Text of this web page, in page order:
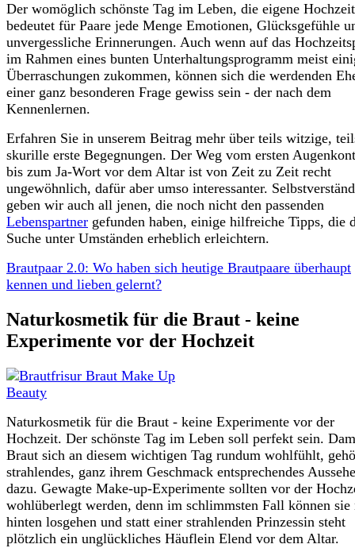
Der womöglich schönste Tag im Leben, die eigene
bedeutet für Paare jede Menge Emotionen, Glücksgefühle
unvergessliche Erinnerungen. Auch wenn auf das
im Rahmen eines bunten Unterhaltungsprogramm meist
Überraschungen zukommen, können sich die werdenden
einer ganz besonderen Frage gewiss sein - der nach dem
Kennenlernen.
Erfahren Sie in unserem Beitrag mehr über teils witzige,
skurille erste Begegnungen. Der Weg vom ersten
bis zum Ja-Wort vor dem Altar ist von Zeit zu Zeit recht
ungewöhnlich, dafür aber umso interessanter.
geben wir auch all jenen, die noch nicht den passenden
Lebenspartner gefunden haben, einige hilfreiche Tipps, die
Suche unter Umständen erheblich erleichtern.
Brautpaar 2.0: Wo haben sich heutige Brautpaare überhaupt
kennen und lieben gelernt?
Naturkosmetik für die Braut - keine
Experimente vor der Hochzeit
Naturkosmetik für die Braut - keine Experimente vor der
Hochzeit. Der schönste Tag im Leben soll perfekt sein.
Braut sich an diesem wichtigen Tag rundum wohlfühlt,
strahlendes, ganz ihrem Geschmack entsprechendes
dazu. Gewagte Make-up-Experimente sollten vor der
wohlüberlegt werden, denn im schlimmsten Fall können sie
hinten losgehen und statt einer strahlenden Prinzessin steht
plötzlich ein unglückliches Häuflein Elend vor dem Altar.